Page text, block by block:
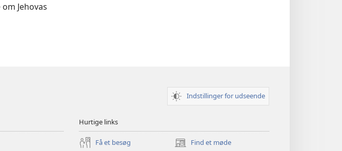
Jehovas
Indstillinger for udseende
Hurtige links
Få et besøg Find et møde
(åbner